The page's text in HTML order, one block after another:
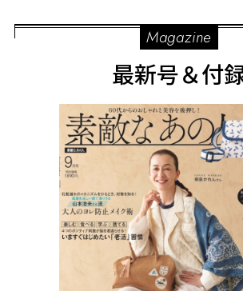
Magazine
最新号＆付